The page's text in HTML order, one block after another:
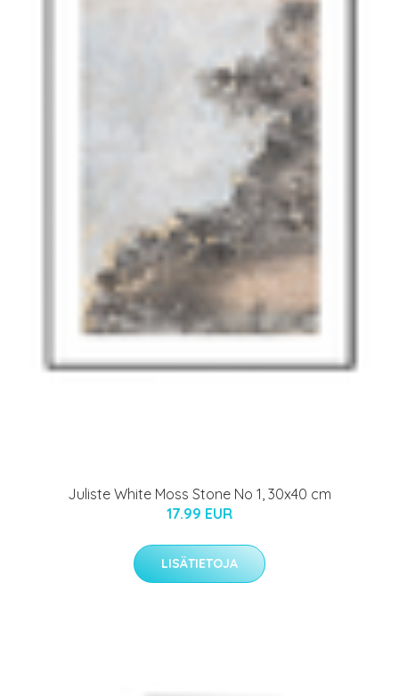
Juliste White Moss Stone No 1, 30x40 cm
17.99 EUR
LISÄTIETOJA